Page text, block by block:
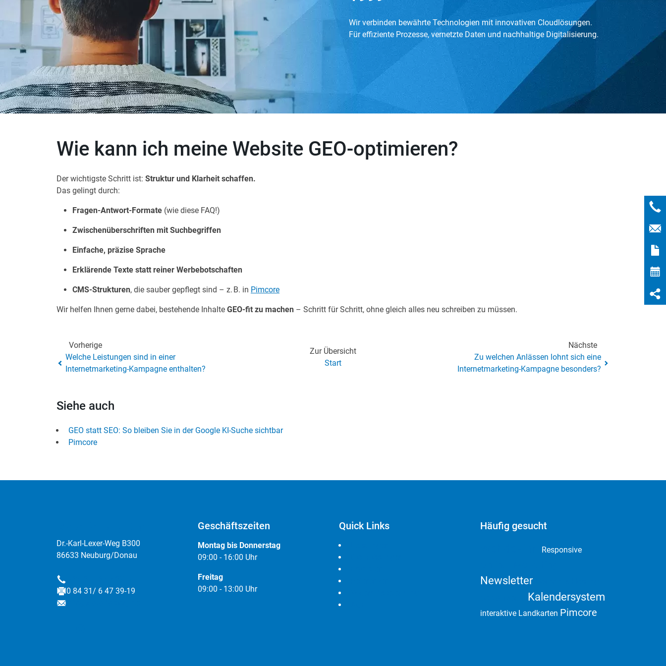
Wir verbinden bewährte Technologien mit innovativen Cloudlösungen.
Für effiziente Prozesse, vernetzte Daten und nachhaltige Digitalisierung.
Wie kann ich meine Website GEO-optimieren?
Der wichtigste Schritt ist: Struktur und Klarheit schaffen.
Das gelingt durch:
Fragen-Antwort-Formate (wie diese FAQ!)
Zwischenüberschriften mit Suchbegriffen
Einfache, präzise Sprache
Erklärende Texte statt reiner Werbebotschaften
CMS-Strukturen, die sauber gepflegt sind – z. B. in Pimcore
Wir helfen Ihnen gerne dabei, bestehende Inhalte GEO-fit zu machen – Schritt für Schritt, ohne gleich alles neu schreiben zu müssen.
Vorherige
Welche Leistungen sind in einer
Internetmarketing-Kampagne enthalten?
Zur Übersicht
Start
Nächste
Zu welchen Anlässen lohnt sich eine
Internetmarketing-Kampagne besonders?
Siehe auch
GEO statt SEO: So bleiben Sie in der Google KI-Suche sichtbar
Pimcore
Dr.-Karl-Lexer-Weg B300
86633 Neuburg/Donau
Telefon
Fax
0 84 31/ 6 47 39-19
E-Mail
Geschäftszeiten
Montag bis Donnerstag
09:00 - 16:00 Uhr
Freitag
09:00 - 13:00 Uhr
Quick Links Häufig gesucht
Responsive
Newsletter
Kalendersystem
interaktive Landkarten Pimcore